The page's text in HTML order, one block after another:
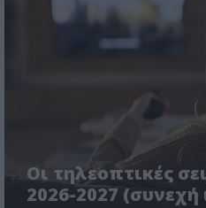
Οι τηλεοπτικές
2026-2027